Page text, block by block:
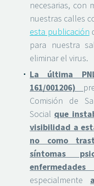
necesarias, con
nuestras calles
esta publicación
para nuestra
eliminar el virus.
La última
161/001206)
Comisión de
Social que
visibilidad a
no como
síntomas
especialmente
a